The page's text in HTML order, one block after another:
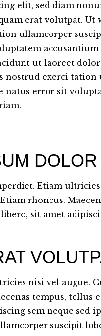
elit, sed diam
erat volutpat. Ut
ullamcorper
ut laoreet
nostrud exerci
natus error sit
Etiam
rhoncus.
sit amet
nisi vel augue.
tempus, tellus
sem neque sed
suscipit